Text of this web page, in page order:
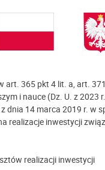
art. 365 pkt 4 lit. a, art.
i nauce (Dz. U. z
dnia 14 marca 2019 r. w
realizacje inwestycji
realizacji inwestycji